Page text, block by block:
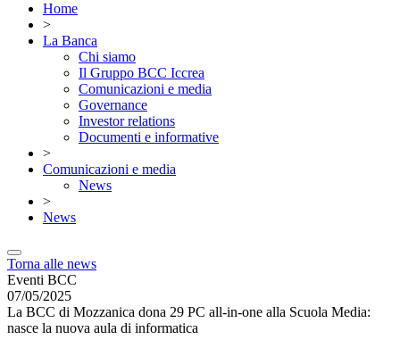
Home
>
La Banca
Chi siamo
Il Gruppo BCC Iccrea
Comunicazioni e media
Governance
Investor relations
Documenti e informative
>
Comunicazioni e media
News
>
News
Torna alle news
Eventi BCC
07/05/2025
La BCC di Mozzanica dona 29 PC all-in-one alla Scuola Media:
nasce la nuova aula di informatica